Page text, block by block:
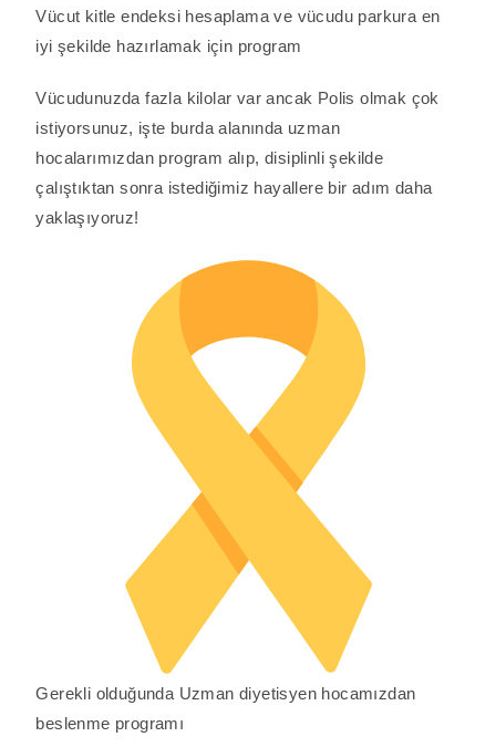
Vücut kitle endeksi hesaplama ve vücudu parkura en
iyi şekilde hazırlamak için program
Vücudunuzda fazla kilolar var ancak Polis olmak çok
istiyorsunuz, işte burda alanında uzman
hocalarımızdan program alıp, disiplinli şekilde
çalıştıktan sonra istediğimiz hayallere bir adım daha
yaklaşıyoruz!
Gerekli olduğunda Uzman diyetisyen hocamızdan
beslenme programı